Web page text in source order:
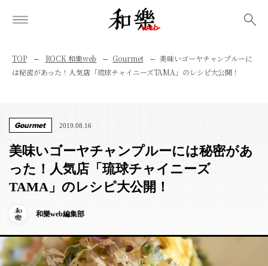
TOP ROCK 和樂web Gourmet
美味いゴーヤチャンプルーに
は秘密があった！人気店「琉球チャイニーズTAMA」のレシピ大公開！
Gourmet 2019.08.16
美味いゴーヤチャンプルーには秘密があ
った！人気店「琉球チャイニーズ
TAMA」のレシピ大公開！
和樂web編集部